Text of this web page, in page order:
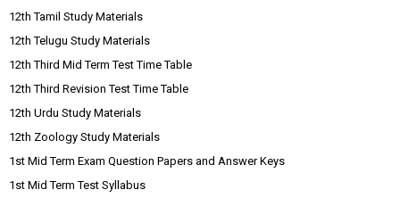
12th Tamil Study Materials
12th Telugu Study Materials
12th Third Mid Term Test Time Table
12th Third Revision Test Time Table
12th Urdu Study Materials
12th Zoology Study Materials
1st Mid Term Exam Question Papers and Answer Keys
1st Mid Term Test Syllabus